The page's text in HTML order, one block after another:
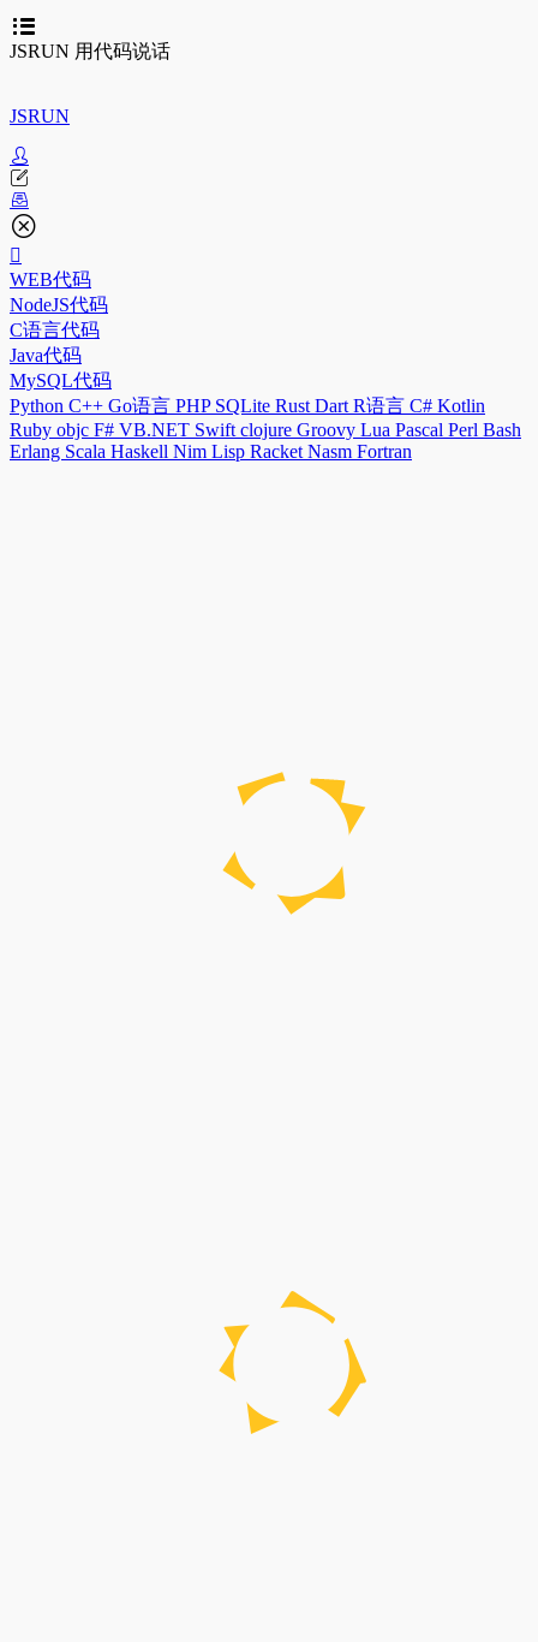
JSRUN 用代码说话
JSRUN
WEB代码
NodeJS代码
C语言代码
Java代码
MySQL代码
Python C++ Go语言 PHP SQLite Rust Dart R语言 C# Kotlin
Ruby objc F# VB.NET Swift clojure Groovy Lua Pascal Perl Bash
Erlang Scala Haskell Nim Lisp Racket Nasm Fortran